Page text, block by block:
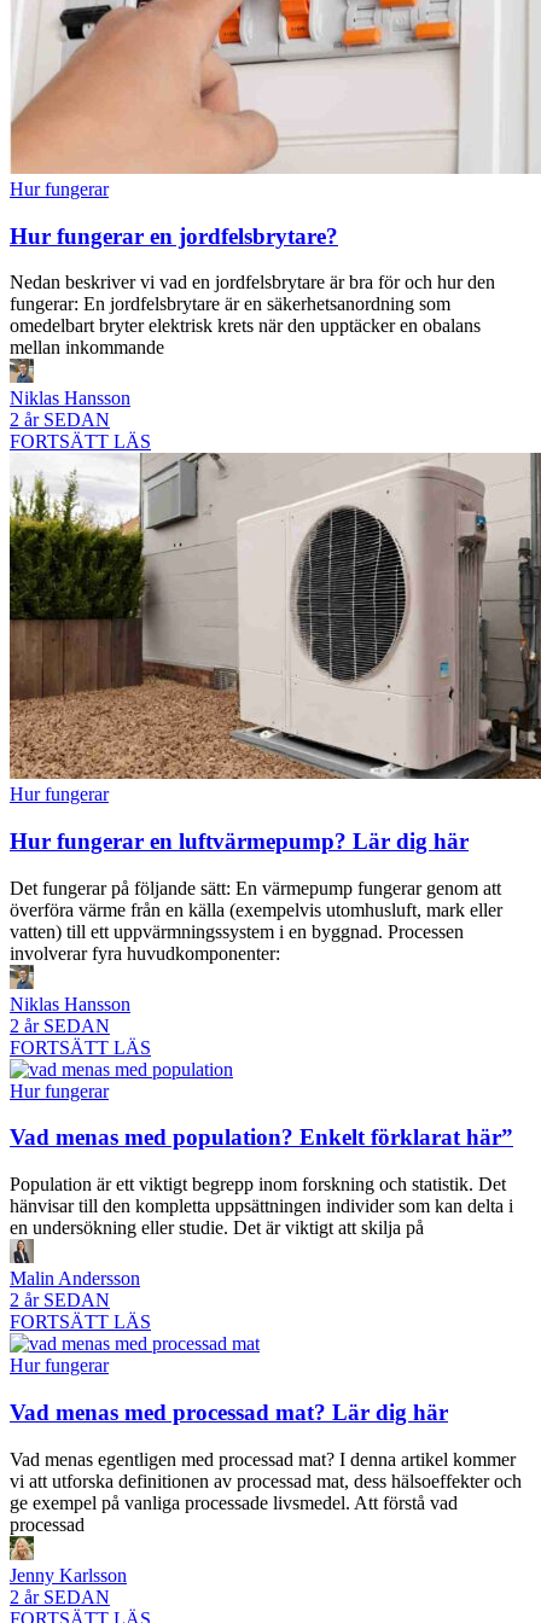
Hur fungerar
Hur fungerar en jordfelsbrytare?
Nedan beskriver vi vad en jordfelsbrytare är bra för och hur den
fungerar: En jordfelsbrytare är en säkerhetsanordning som
omedelbart bryter elektrisk krets när den upptäcker en obalans
mellan inkommande
Niklas Hansson
2 år SEDAN
FORTSÄTT LÄS
Hur fungerar
Hur fungerar en luftvärmepump? Lär dig här
Det fungerar på följande sätt: En värmepump fungerar genom att
överföra värme från en källa (exempelvis utomhusluft, mark eller
vatten) till ett uppvärmningssystem i en byggnad. Processen
involverar fyra huvudkomponenter:
Niklas Hansson
2 år SEDAN
FORTSÄTT LÄS
Hur fungerar
Vad menas med population? Enkelt förklarat här”
Population är ett viktigt begrepp inom forskning och statistik. Det
hänvisar till den kompletta uppsättningen individer som kan delta i
en undersökning eller studie. Det är viktigt att skilja på
Malin Andersson
2 år SEDAN
FORTSÄTT LÄS
Hur fungerar
Vad menas med processad mat? Lär dig här
Vad menas egentligen med processad mat? I denna artikel kommer
vi att utforska definitionen av processad mat, dess hälsoeffekter och
ge exempel på vanliga processade livsmedel. Att förstå vad
processad
Jenny Karlsson
2 år SEDAN
FORTSÄTT LÄS